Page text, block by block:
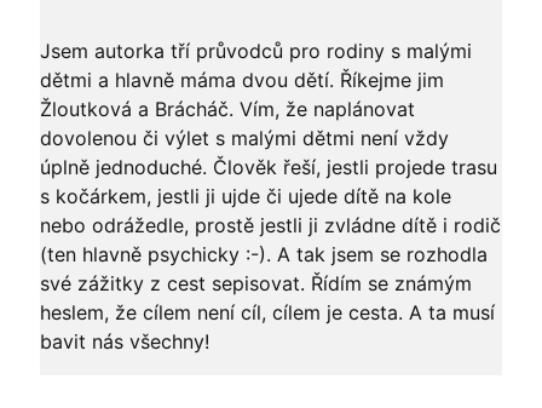
Jsem autorka tří průvodců pro rodiny s malými
dětmi a hlavně máma dvou dětí. Říkejme jim
Žloutková a Brácháč. Vím, že naplánovat
dovolenou či výlet s malými dětmi není vždy
úplně jednoduché. Člověk řeší, jestli projede trasu
s kočárkem, jestli ji ujde či ujede dítě na kole
nebo odrážedle, prostě jestli ji zvládne dítě i rodič
(ten hlavně psychicky :-). A tak jsem se rozhodla
své zážitky z cest sepisovat. Řídím se známým
heslem, že cílem není cíl, cílem je cesta. A ta musí
bavit nás všechny!